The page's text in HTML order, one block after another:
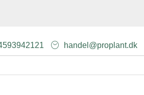
handel@proplant.dk